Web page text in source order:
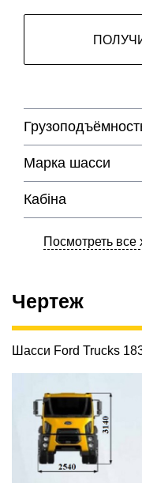
Марка шасси
Кабіна
Посмотреть все
Чертеж
Шасси Ford Trucks